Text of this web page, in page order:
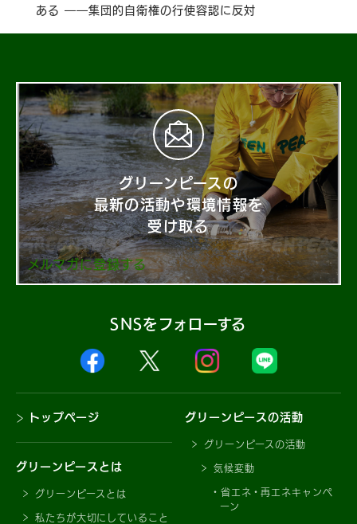
ある ――集団的自衛権の行使容認に反対
グリーンピースの
最新の活動や環境情報を
受け取る
メルマガに登録する
SNSをフォローする
トップページ
グリーンピースとは
グリーンピースとは
私たちが大切にしていること
グリーンピースの活動
グリーンピースの活動
気候変動
省エネ・再エネキャンペ
ーン